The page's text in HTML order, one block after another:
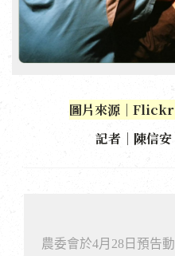
圖片來源｜Flickr
記者｜陳信
農委會於4月28日預告